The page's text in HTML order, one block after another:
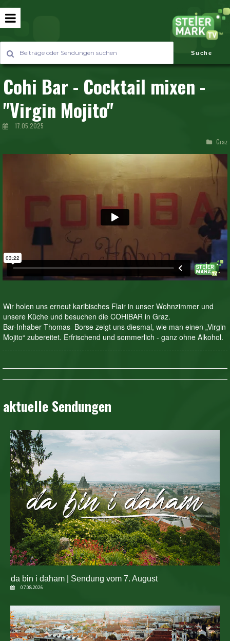
Suche
Cohi Bar - Cocktail mixen -
"Virgin Mojito"
17.05.2025
Graz
Wir holen uns erneut karibisches Flair in unser Wohnzimmer und
unsere Küche und besuchen die COHIBAR in Graz.
Bar-Inhaber Thomas Borse zeigt uns diesmal, wie man einen „Virgin
Mojito“ zubereitet. Erfrischend und sommerlich - ganz ohne Alkohol.
aktuelle Sendungen
da bin i daham | Sendung vom 7. August
07.08.2026